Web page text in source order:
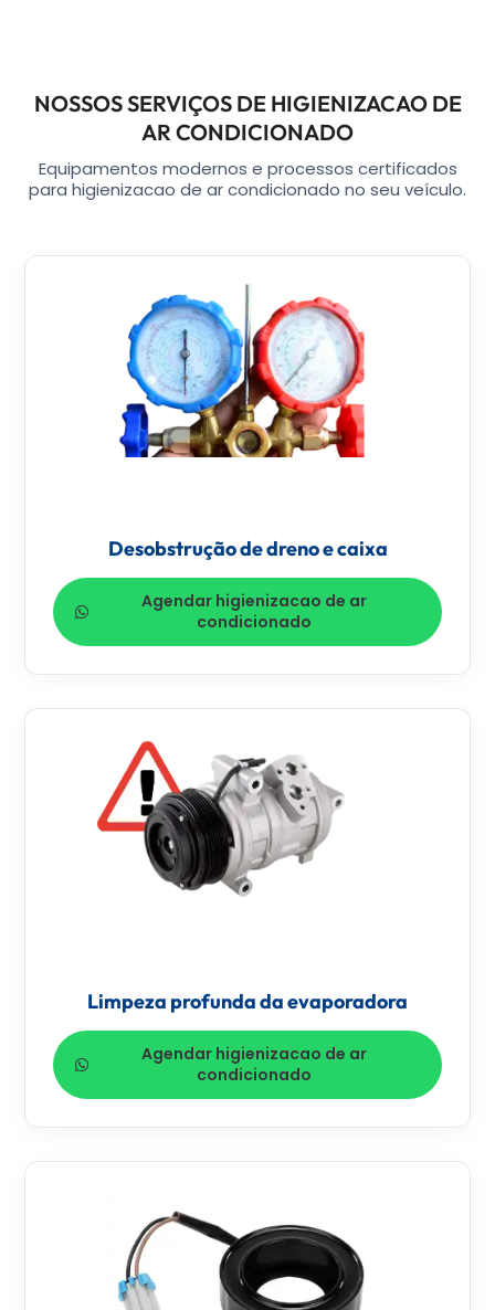
NOSSOS SERVIÇOS DE HIGIENIZACAO DE
AR CONDICIONADO
Equipamentos modernos e processos certificados
para higienizacao de ar condicionado no seu veículo.
Desobstrução de dreno e caixa
Agendar higienizacao de ar
condicionado
Limpeza profunda da evaporadora
Agendar higienizacao de ar
condicionado